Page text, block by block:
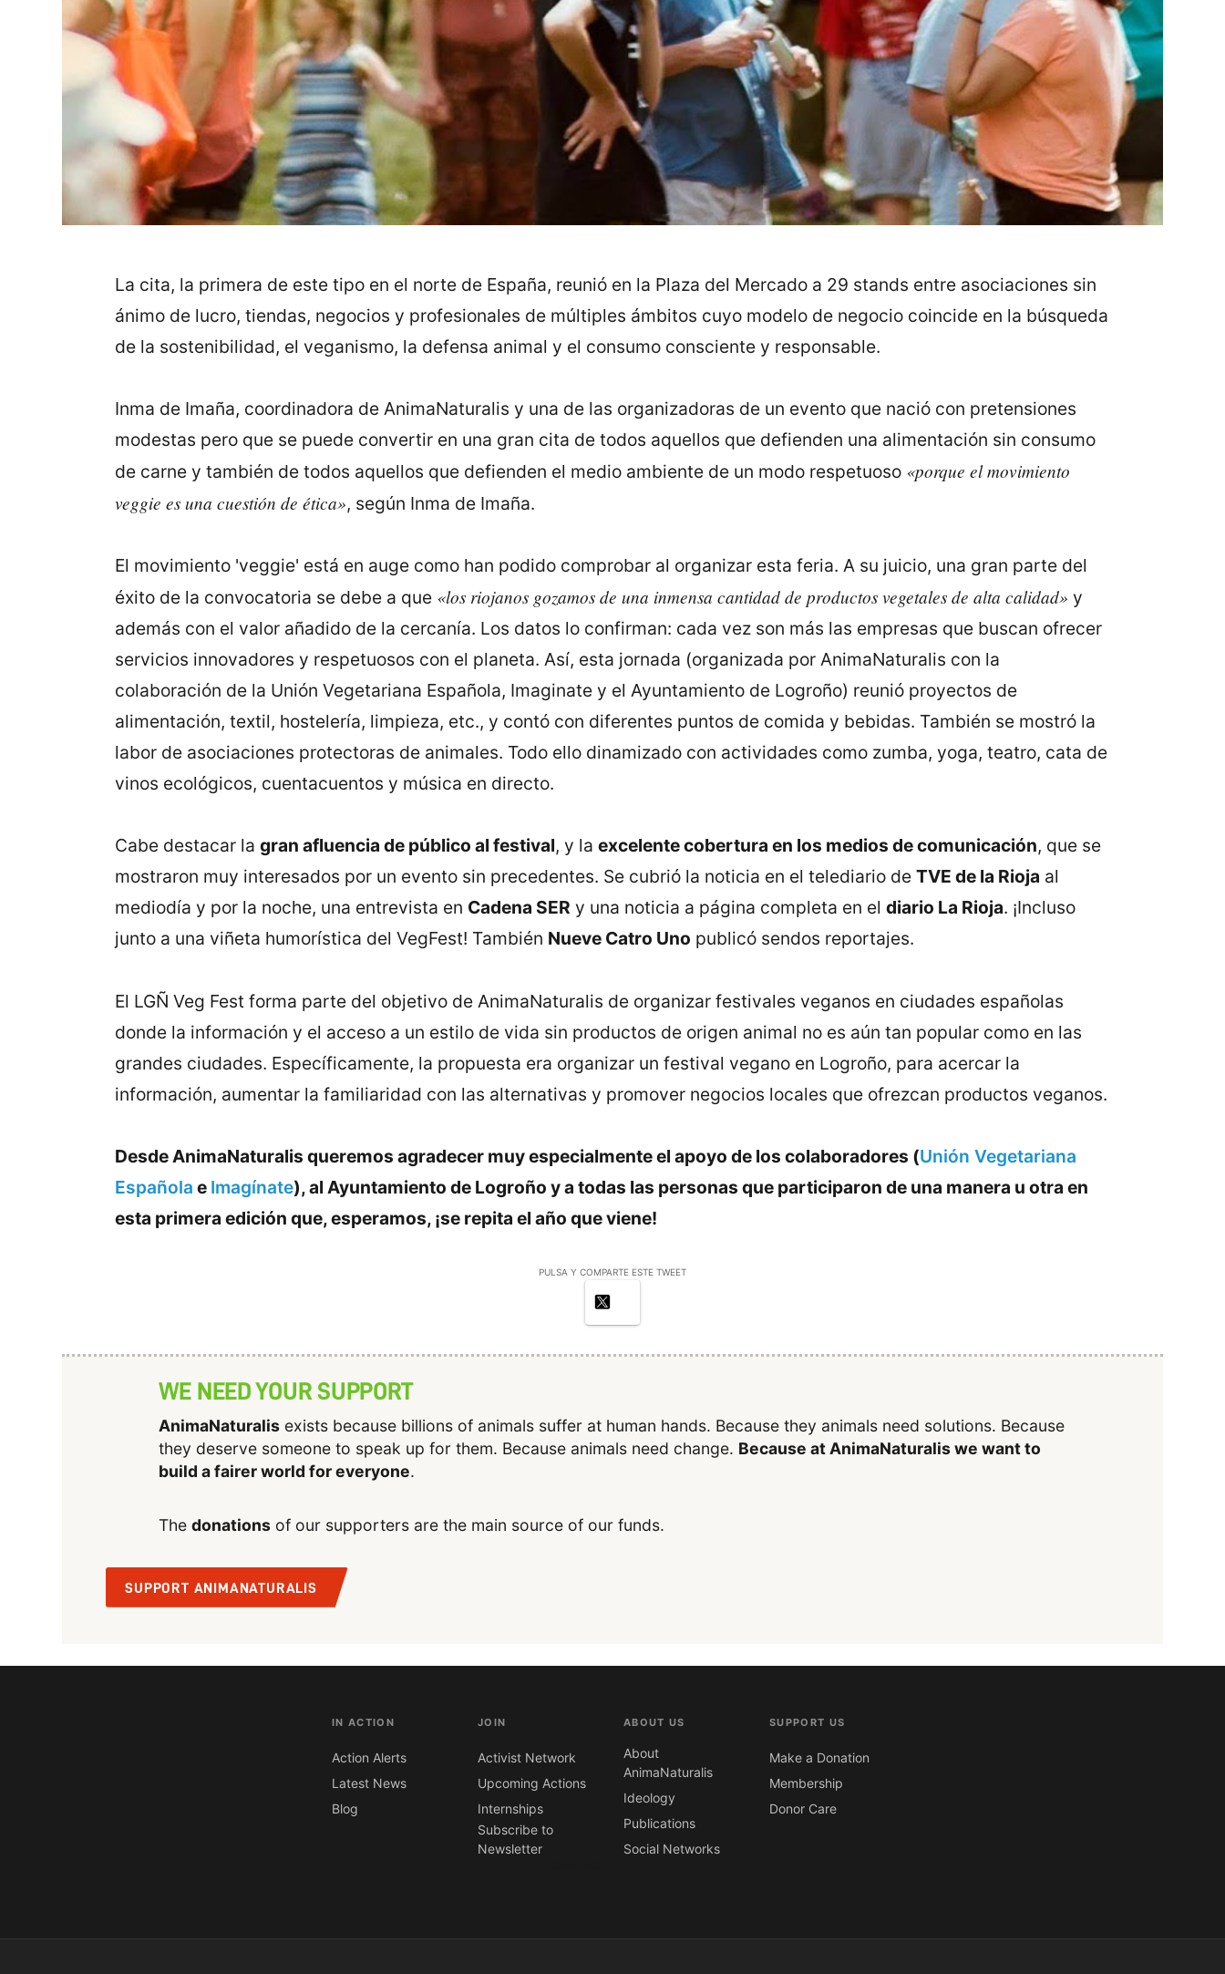
La cita, la primera de este tipo en el norte de España, reunió en la Plaza del Mercado a 29 stands entre asociaciones sin
ánimo de lucro, tiendas, negocios y profesionales de múltiples ámbitos cuyo modelo de negocio coincide en la búsqueda
de la sostenibilidad, el veganismo, la defensa animal y el consumo consciente y responsable.
Inma de Imaña, coordinadora de AnimaNaturalis y una de las organizadoras de un evento que nació con pretensiones
modestas pero que se puede convertir en una gran cita de todos aquellos que defienden una alimentación sin consumo
de carne y también de todos aquellos que defienden el medio ambiente de un modo respetuoso «porque el movimiento
veggie es una cuestión de ética», según Inma de Imaña.
El movimiento 'veggie' está en auge como han podido comprobar al organizar esta feria. A su juicio, una gran parte del
éxito de la convocatoria se debe a que «los riojanos gozamos de una inmensa cantidad de productos vegetales de alta calidad» y
además con el valor añadido de la cercanía. Los datos lo confirman: cada vez son más las empresas que buscan ofrecer
servicios innovadores y respetuosos con el planeta. Así, esta jornada (organizada por AnimaNaturalis con la
colaboración de la Unión Vegetariana Española, Imaginate y el Ayuntamiento de Logroño) reunió proyectos de
alimentación, textil, hostelería, limpieza, etc., y contó con diferentes puntos de comida y bebidas. También se mostró la
labor de asociaciones protectoras de animales. Todo ello dinamizado con actividades como zumba, yoga, teatro, cata de
vinos ecológicos, cuentacuentos y música en directo.
Cabe destacar la gran afluencia de público al festival, y la excelente cobertura en los medios de comunicación, que se
mostraron muy interesados por un evento sin precedentes. Se cubrió la noticia en el telediario de TVE de la Rioja al
mediodía y por la noche, una entrevista en Cadena SER y una noticia a página completa en el diario La Rioja. ¡Incluso
junto a una viñeta humorística del VegFest! También Nueve Catro Uno publicó sendos reportajes.
El LGÑ Veg Fest forma parte del objetivo de AnimaNaturalis de organizar festivales veganos en ciudades españolas
donde la información y el acceso a un estilo de vida sin productos de origen animal no es aún tan popular como en las
grandes ciudades. Específicamente, la propuesta era organizar un festival vegano en Logroño, para acercar la
información, aumentar la familiaridad con las alternativas y promover negocios locales que ofrezcan productos veganos.
Desde AnimaNaturalis queremos agradecer muy especialmente el apoyo de los colaboradores (Unión Vegetariana
Española e Imagínate), al Ayuntamiento de Logroño y a todas las personas que participaron de una manera u otra en
esta primera edición que, esperamos, ¡se repita el año que viene!
PULSA Y COMPARTE ESTE TWEET
WE NEED YOUR SUPPORT
AnimaNaturalisexists because billions of animals suffer at human hands. Because they animals need solutions. Because
they deserve someone to speak up for them. Because animals need change. Because at AnimaNaturalis we want to
build a fairer world for everyone.
The donationsof our supporters are the main source of our funds.
SUPPORT ANIMANATURALIS
IN ACTION
Action Alerts
Latest News
Blog
JOIN
Activist Network
Upcoming Actions
Internships
Subscribe to
Newsletter
ABOUT US
About
AnimaNaturalis
Ideology
Publications
Social Networks
SUPPORT US
Make a Donation
Membership
Donor Care